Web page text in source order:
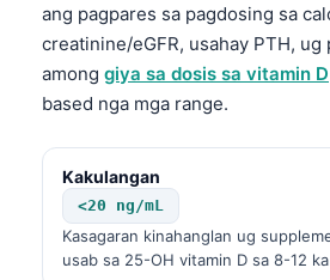
ang pagpares sa pagdosing sa
creatinine/eGFR, usahay PTH, ug
among giya sa dosis sa vitamin D
based nga mga range.
Kakulangan
<20 ng/mL
Kasagaran kinahanglan ug
usab sa 25-OH vitamin D sa 8-12
मराठी
తెలుగు
தமிழ்
ಕನ್ನಡ
മലയാളം
Bahasa Melayu